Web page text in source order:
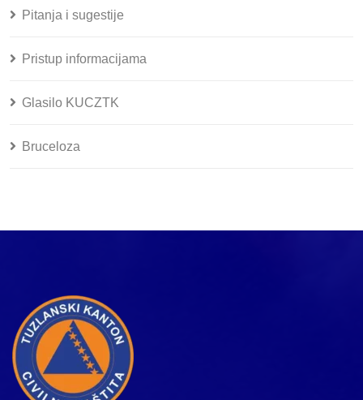
Pitanja i sugestije
Pristup informacijama
Glasilo KUCZTK
Bruceloza